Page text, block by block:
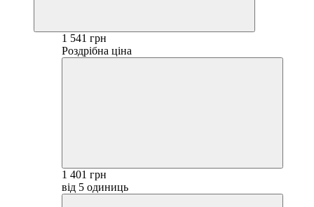
1 541 грн
Роздрібна ціна
1 401 грн
від 5 одиниць